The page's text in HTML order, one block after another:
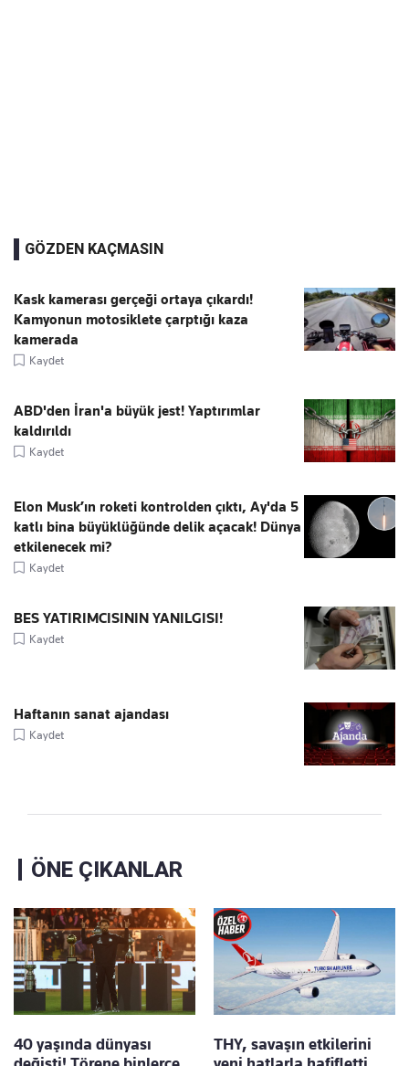
GÖZDEN KAÇMASIN
Kask kamerası gerçeği ortaya çıkardı!
Kamyonun motosiklete çarptığı kaza
kamerada
Kaydet
ABD'den İran'a büyük jest! Yaptırımlar
kaldırıldı
Kaydet
Elon Musk’ın roketi kontrolden çıktı, Ay'da 5
katlı bina büyüklüğünde delik açacak! Dünya
etkilenecek mi?
Kaydet
BES YATIRIMCISININ YANILGISI!
Kaydet
Haftanın sanat ajandası
Kaydet
ÖNE ÇIKANLAR
40 yaşında dünyası
THY, savaşın etkilerini